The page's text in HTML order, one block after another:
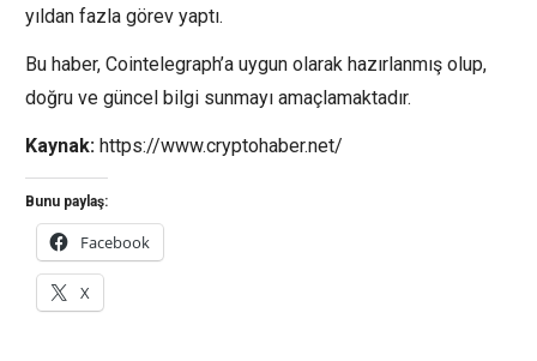
yıldan fazla görev yaptı.
Bu haber, Cointelegraph’a uygun olarak hazırlanmış olup,
doğru ve güncel bilgi sunmayı amaçlamaktadır.
Kaynak: https://www.cryptohaber.net/
Bunu paylaş:
Facebook
X